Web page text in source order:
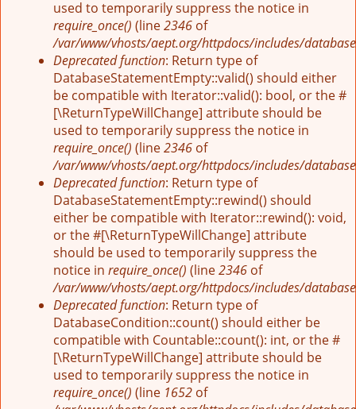
used to temporarily suppress the notice in
require_once() (line2346 of
/var/www/vhosts/aept.org/httpdocs/includes/
Deprecated function: Return type of
DatabaseStatementEmpty::valid() should either
be compatible with Iterator::valid(): bool, or the #
[\ReturnTypeWillChange] attribute should be
used to temporarily suppress the notice in
require_once() (line2346 of
/var/www/vhosts/aept.org/httpdocs/includes/
Deprecated function: Return type of
DatabaseStatementEmpty::rewind() should
either be compatible with Iterator::rewind(): void,
or the #[\ReturnTypeWillChange] attribute
should be used to temporarily suppress the
notice in require_once() (line2346 of
/var/www/vhosts/aept.org/httpdocs/includes/
Deprecated function: Return type of
DatabaseCondition::count() should either be
compatible with Countable::count(): int, or the #
[\ReturnTypeWillChange] attribute should be
used to temporarily suppress the notice in
require_once() (line 1652 of